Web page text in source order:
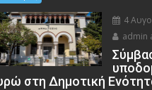
4
admin
στη Δημοτική